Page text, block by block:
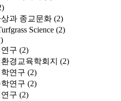
과 종교문화 (2)
Science (2)
구 (2)
경교육학회지 (2)
연구 (2)
연구 (2)
구 (2)